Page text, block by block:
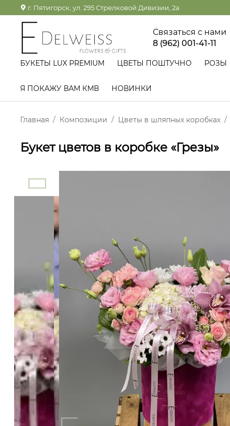
г. Пятигорск, ул. 295 Стрелковой Дивизии, 2а
Связаться с нами
8 (962) 001-41-11
БУКЕТЫ LUX PREMIUM ЦВЕТЫ ПОШТУЧНО РОЗЫ
Я ПОКАЖУ ВАМ КМВ НОВИНКИ
Главная Композиции Цветы в шляпных коробках
Букет цветов в коробке «Грезы»